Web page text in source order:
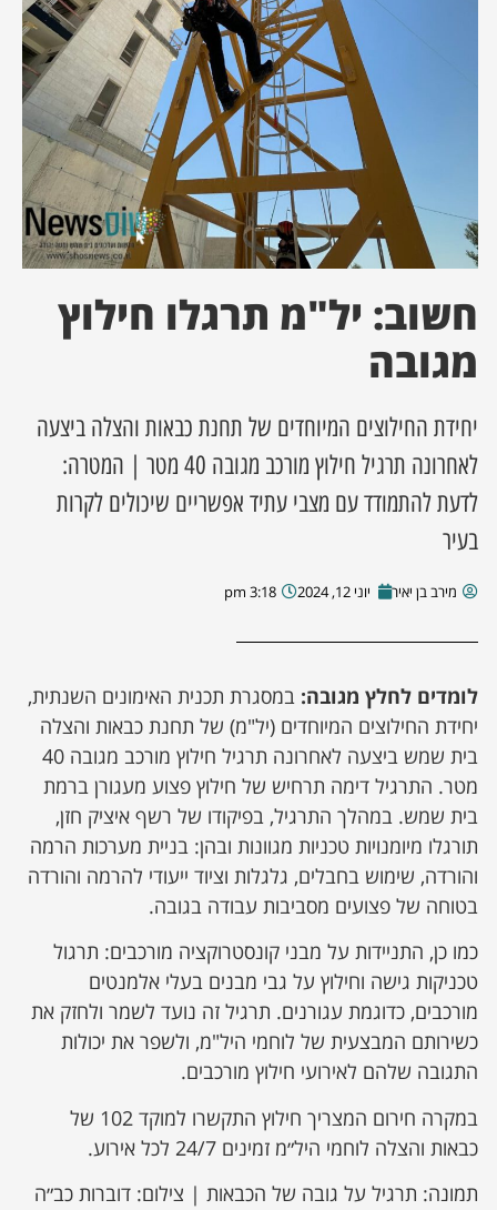
מקומית
חשוב: יל"מ תרגלו חילוץ
מגובה
יחידת החילוצים המיוחדים של תחנת כבאות והצלה ביצעה
לאחרונה תרגיל חילוץ מורכב מגובה 40 מטר | המטרה:
לדעת להתמודד עם מצבי עתיד אפשריים שיכולים לקרות
בעיר
מירב בן יאיר יוני 12, 2024 3:18 pm
לומדים לחלץ מגובה: במסגרת תכנית האימונים השנתית,
יחידת החילוצים המיוחדים (יל"מ) של תחנת כבאות והצלה
בית שמש ביצעה לאחרונה תרגיל חילוץ מורכב מגובה 40
מטר. התרגיל דימה תרחיש של חילוץ פצוע מעגורן ברמת
בית שמש. במהלך התרגיל, בפיקודו של רשף איציק חזן,
תורגלו מיומנויות טכניות מגוונות ובהן: בניית מערכות הרמה
והורדה, שימוש בחבלים, גלגלות וציוד ייעודי להרמה והורדה
בטוחה של פצועים מסביבות עבודה בגובה.
כמו כן, התניידות על מבני קונסטרוקציה מורכבים: תרגול
טכניקות גישה וחילוץ על גבי מבנים בעלי אלמנטים
מורכבים, כדוגמת עגורנים. תרגיל זה נועד לשמר ולחזק את
כשירותם המבצעית של לוחמי היל"מ, ולשפר את יכולות
התגובה שלהם לאירועי חילוץ מורכבים.
במקרה חירום המצריך חילוץ התקשרו למוקד 102 של
כבאות והצלה לוחמי היל״מ זמינים 24/7 לכל אירוע.
תמונה: תרגיל על גובה של הכבאות | צילום: דוברות כב״ה